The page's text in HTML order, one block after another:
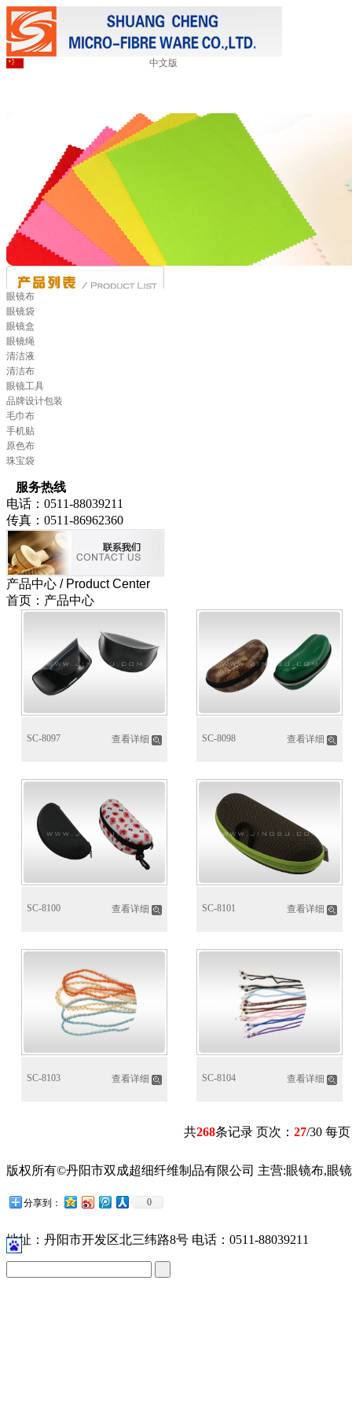
中文版
眼镜布
眼镜袋
眼镜盒
眼镜绳
清洁液
清洁布
眼镜工具
品牌设计包装
毛巾布
手机贴
原色布
珠宝袋
服务热线
电话：0511-88039211
传真：0511-86962360
产品中心 / Product Center
首页：产品中心
SC-8097 查看详细 SC-8098 查看详细
SC-8100 查看详细 SC-8101 查看详细
SC-8103 查看详细 SC-8104 查看详细
共268条记录 页次： 27/30 每
版权所有©丹阳市双成超细纤维制品有限公司 主营:眼镜布,眼
分享到： 0
地址：丹阳市开发区北三纬路8号 电话：0511-88039211